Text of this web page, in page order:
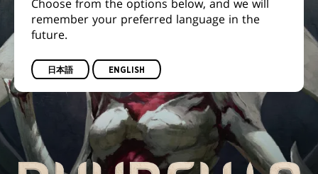
ク
シ
ア：
完
全
ー
ム
Choose from the options below, and we will
remember your preferred language in the
future.
日本語 ENGLISH